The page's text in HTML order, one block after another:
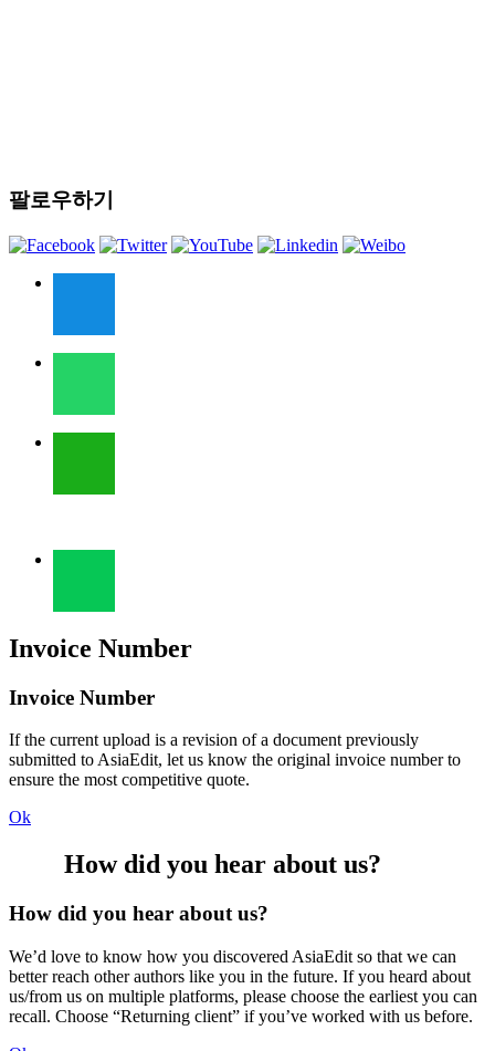
팔로우하기
Invoice Number
Invoice Number
If the current upload is a revision of a document previously
submitted to AsiaEdit, let us know the original invoice number to
ensure the most competitive quote.
Ok
How did you hear about us?
How did you hear about us?
We’d love to know how you discovered AsiaEdit so that we can
better reach other authors like you in the future. If you heard about
us/from us on multiple platforms, please choose the earliest you can
recall. Choose “Returning client” if you’ve worked with us before.